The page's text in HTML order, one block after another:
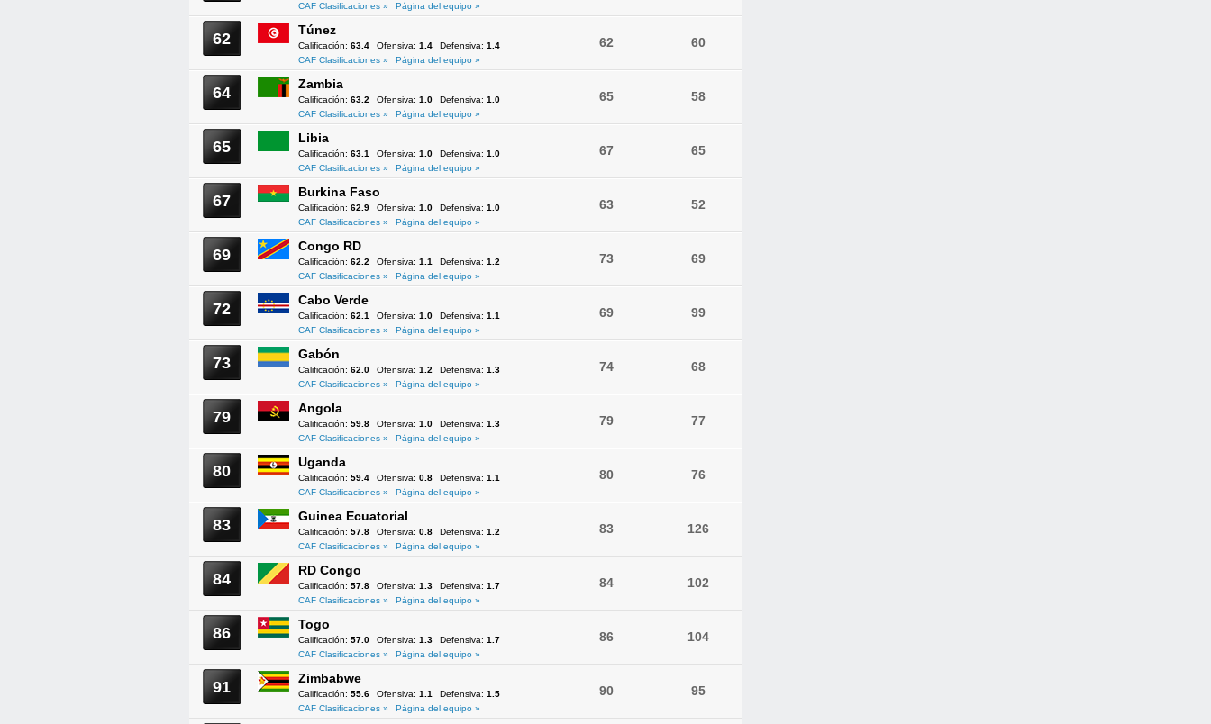
CAF Clasificaciones »
Página del equipo »
62 Túnez
Calificación: 63.4 Ofensiva: 1.4 Defensiva: 1.4
CAF Clasificaciones »
Página del equipo »
62 60
64 Zambia
Calificación: 63.2 Ofensiva: 1.0 Defensiva: 1.0
CAF Clasificaciones »
Página del equipo »
65 58
65 Libia
Calificación: 63.1 Ofensiva: 1.0 Defensiva: 1.0
CAF Clasificaciones »
Página del equipo »
67 65
67 Burkina Faso
Calificación: 62.9 Ofensiva: 1.0 Defensiva: 1.0
CAF Clasificaciones »
Página del equipo »
63 52
69 Congo RD
Calificación: 62.2 Ofensiva: 1.1 Defensiva: 1.2
CAF Clasificaciones »
Página del equipo »
73 69
72 Cabo Verde
Calificación: 62.1 Ofensiva: 1.0 Defensiva: 1.1
CAF Clasificaciones »
Página del equipo »
69 99
73 Gabón
Calificación: 62.0 Ofensiva: 1.2 Defensiva: 1.3
CAF Clasificaciones »
Página del equipo »
74 68
79 Angola
Calificación: 59.8 Ofensiva: 1.0 Defensiva: 1.3
CAF Clasificaciones »
Página del equipo »
79 77
80 Uganda
Calificación: 59.4 Ofensiva: 0.8 Defensiva: 1.1
CAF Clasificaciones »
Página del equipo »
80 76
83 Guinea Ecuatorial
Calificación: 57.8 Ofensiva: 0.8 Defensiva: 1.2
CAF Clasificaciones »
Página del equipo »
83 126
84 RD Congo
Calificación: 57.8 Ofensiva: 1.3 Defensiva: 1.7
CAF Clasificaciones »
Página del equipo »
84 102
86 Togo
Calificación: 57.0 Ofensiva: 1.3 Defensiva: 1.7
CAF Clasificaciones »
Página del equipo »
86 104
91 Zimbabwe
Calificación: 55.6 Ofensiva: 1.1 Defensiva: 1.5
CAF Clasificaciones »
Página del equipo »
90 95